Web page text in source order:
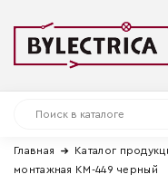
Главная Каталог
монтажная КМ-449 черный